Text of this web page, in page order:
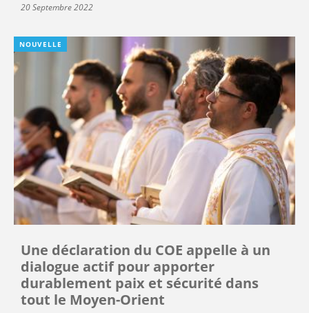
20 Septembre 2022
NOUVELLE
Une déclaration du COE appelle à un
dialogue actif pour apporter
durablement paix et sécurité dans
tout le Moyen-Orient